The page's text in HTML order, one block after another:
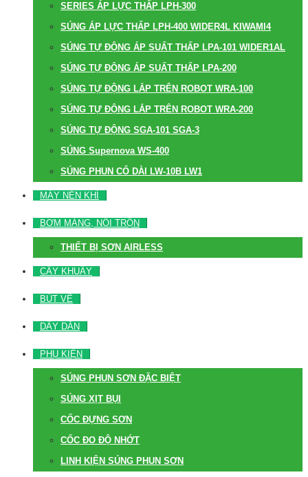
SERIES ÁP LỰC THẤP LPH-300
SÚNG ÁP LỰC THẤP LPH-400 WIDER4L KIWAMI4
SÚNG TỰ ĐỘNG ÁP SUẤT THẤP LPA-101 WIDER1AL
SÚNG TỰ ĐỘNG ÁP SUẤT THẤP LPA-200
SÚNG TỰ ĐỘNG LẮP TRÊN ROBOT WRA-100
SÚNG TỰ ĐỘNG LẮP TRÊN ROBOT WRA-200
SÚNG TỰ ĐỘNG SGA-101 SGA-3
SÚNG Supernova WS-400
SÚNG PHUN CỔ DÀI LW-10B LW1
MÁY NÉN KHÍ
BƠM MÀNG, NỒI TRỘN
THIẾT BỊ SƠN AIRLESS
CÂY KHUẤY
BÚT VẼ
DÂY DẪN
PHỤ KIỆN
SÚNG PHUN SƠN ĐẶC BIỆT
SÚNG XỊT BỤI
CỐC ĐỰNG SƠN
CỐC ĐO ĐỘ NHỚT
LINH KIỆN SÚNG PHUN SƠN